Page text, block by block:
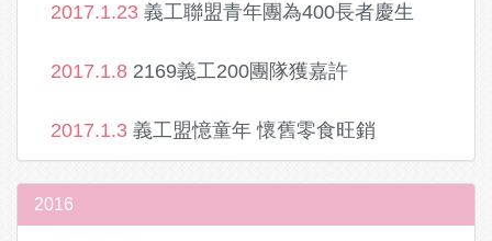
2017.1.23 義工聯盟青年團為400長者慶生
2017.1.8 2169義工200團隊獲嘉許
2017.1.3 義工盟憶童年 懷舊零食旺銷
2016